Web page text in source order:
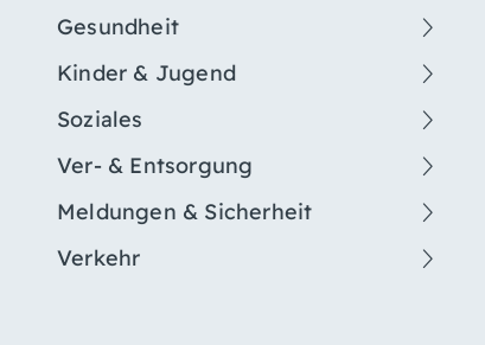
Gesundheit
Kinder & Jugend
Soziales
Ver- & Entsorgung
Meldungen & Sicherheit
Verkehr